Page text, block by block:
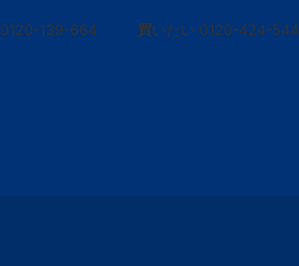
0120-139-664 買いたい 0120-424-544